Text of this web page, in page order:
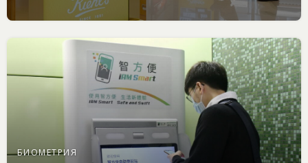
БИОМЕТРИЯ